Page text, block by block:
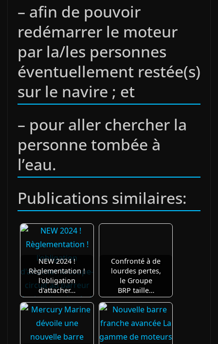
– afin de pouvoir
redémarrer le moteur
par la/les personnes
éventuellement restée(s)
sur le navire ; et
– pour aller chercher la
personne tombée à
l’eau.
Publications similaires:
NEW 2024 !
Règlementation !
l'obligation
d'attacher…
Confronté à de
lourdes pertes,
le Groupe
BRP taille…